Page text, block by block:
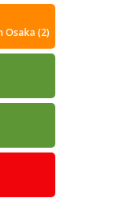
Osaka (2)